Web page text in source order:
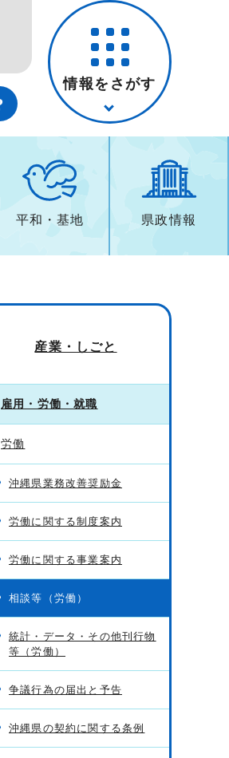
情報をさがす
平和・基地 県政情報
産業・しごと
雇用・労働・就職
労働
沖縄県業務改善奨励金
労働に関する制度案内
労働に関する事業案内
相談等（労働）
統計・データ・その他刊行物
等（労働）
争議行為の届出と予告
沖縄県の契約に関する条例